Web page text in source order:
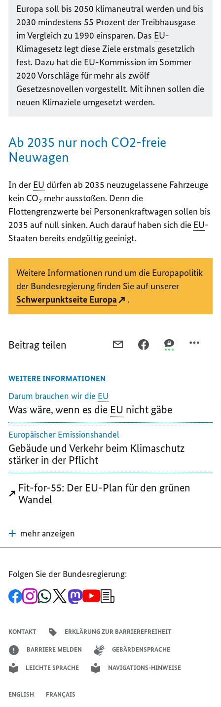
Europa soll bis 2050 klimaneutral werden und bis
2030 mindestens 55 Prozent der Treibhausgase
im Vergleich zu 1990 einsparen. Das EU-
Klimagesetz legt diese Ziele erstmals gesetzlich
fest. Dazu hat die EU-Kommission im Sommer
2020 Vorschläge für mehr als zwölf
Gesetzesnovellen vorgestellt. Mit ihnen sollen die
neuen Klimaziele umgesetzt werden.
Ab 2035 nur noch CO2-freie
Neuwagen
In der EU dürfen ab 2035 neuzugelassene Fahrzeuge
kein CO2 mehr ausstoßen. Denn die
Flottengrenzwerte bei Personenkraftwagen sollen bis
2035 auf null sinken. Auch darauf haben sich die EU-
Staaten bereits endgültig geeinigt.
Weitere Informationen rund um die Europapolitik
der Bundesregierung finden Sie auf unserer
Schwerpunktseite Europa
.
Beitrag teilen
KLIMASCHUTZPAKET:
FIT
FIT
FOR
WEITERE INFORMATIONEN
Darum brauchen wir die EU
Was wäre, wenn es die EU nicht gäbe
Europäischer Emissionshandel
Gebäude und Verkehr beim Klimaschutz
stärker in der Pflicht
Fit-for-55: Der EU-Plan für den grünen
Wandel
mehr anzeigen
Folgen Sie der Bundesregierung:
Zur
Facebook-
Zum
Instagram-
Zum
WhatsApp-
Zum
X-
Zum
Mastodon-
Zum
YouTube-Anmeldung
KONTAKT ERKLÄRUNG ZUR BARRIEREFREIHEIT
BARRIERE MELDEN GEBÄRDENSPRACHE
LEICHTE SPRACHE NAVIGATIONS-HINWEISE
ENGLISH FRANÇAIS